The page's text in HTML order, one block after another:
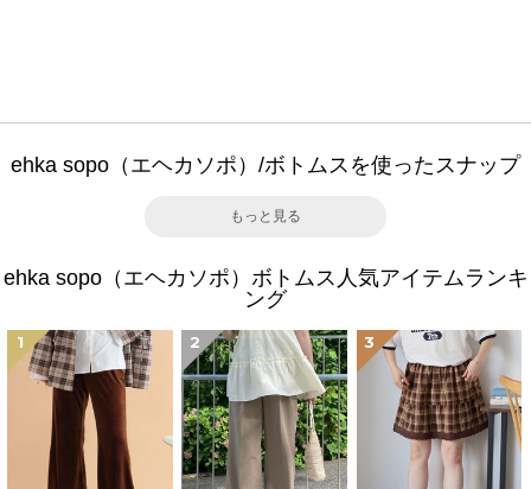
ehka sopo（エヘカソポ）/ボトムスを使ったスナップ
もっと見る
ehka sopo（エヘカソポ）ボトムス人気アイテムランキ
ング
1 2 3